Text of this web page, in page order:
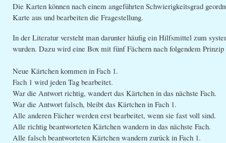
Die Karten können nach einem angeführten Schwierigkeitsgrad
Karte aus und bearbeiten die Fragestellung.
In der Literatur versteht man darunter häufig ein Hilfsmittel zum
wurden. Dazu wird eine Box mit fünf Fächern nach folgendem Prinzip
Neue Kärtchen kommen in Fach 1.
Fach 1 wird jeden Tag bearbeitet.
War die Antwort richtig, wandert das Kärtchen in das nächste Fach.
War die Antwort falsch, bleibt das Kärtchen in Fach 1.
Alle anderen Fächer werden erst bearbeitet, wenn sie fast voll sind.
Alle richtig beantworteten Kärtchen wandern in das nächste Fach.
Alle falsch beantworteten Kärtchen wandern zurück in Fach 1.